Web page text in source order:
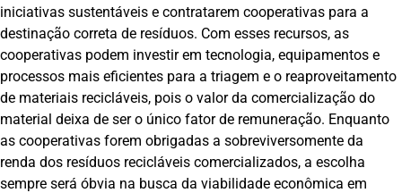
iniciativas sustentáveis e contratarem cooperativas para a
destinação correta de resíduos. Com esses recursos, as
cooperativas podem investir em tecnologia, equipamentos e
processos mais eficientes para a triagem e o reaproveitamento
de materiais recicláveis, pois o valor da comercialização do
material deixa de ser o único fator de remuneração. Enquanto
as cooperativas forem obrigadas a sobreviversomente da
renda dos resíduos recicláveis comercializados, a escolha
sempre será óbvia na busca da viabilidade econômica em